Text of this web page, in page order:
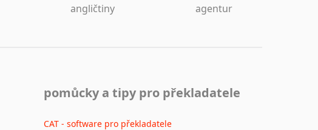
angličtiny
agentur
pomůcky a tipy pro překladatele
CAT - software pro překladatele